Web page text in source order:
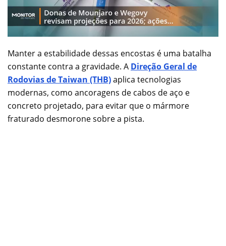
Manter a estabilidade dessas encostas é uma batalha
constante contra a gravidade. A Direção Geral de
Rodovias de Taiwan (THB)aplica tecnologias
modernas, como ancoragens de cabos de aço e
concreto projetado, para evitar que o mármore
fraturado desmorone sobre a pista.